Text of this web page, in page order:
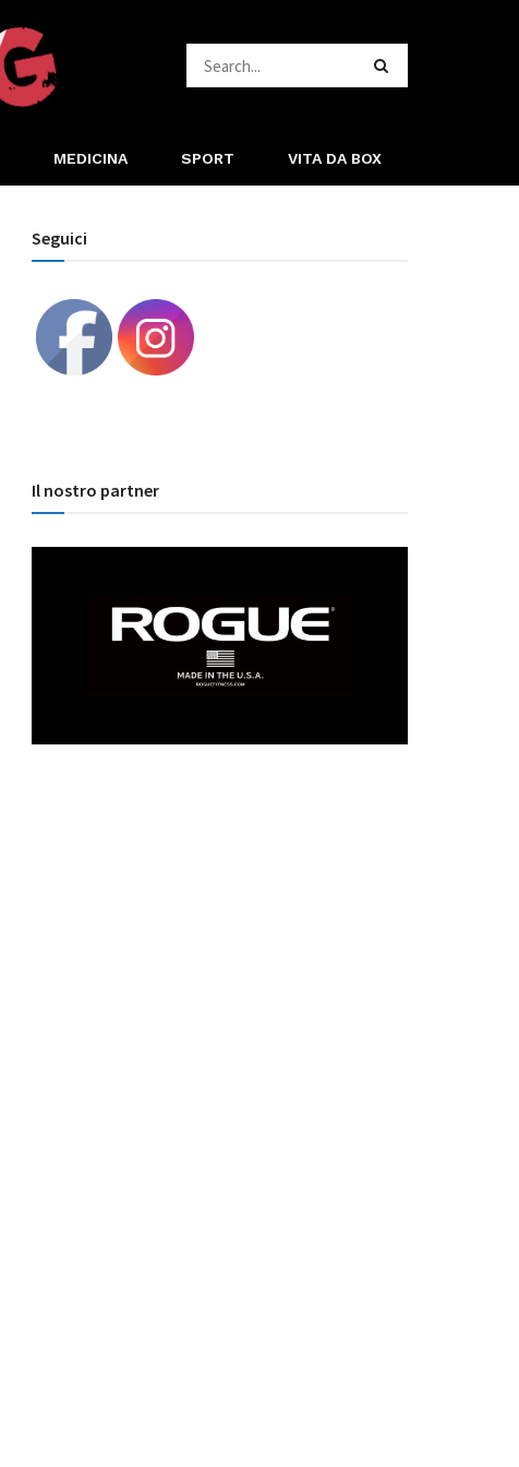
MEDICINA SPORT VITA DA BOX
Seguici
Il nostro partner